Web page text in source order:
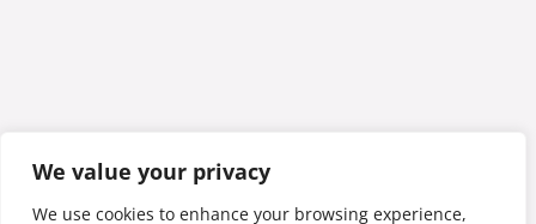
We value your privacy
We use cookies to enhance your browsing experience,